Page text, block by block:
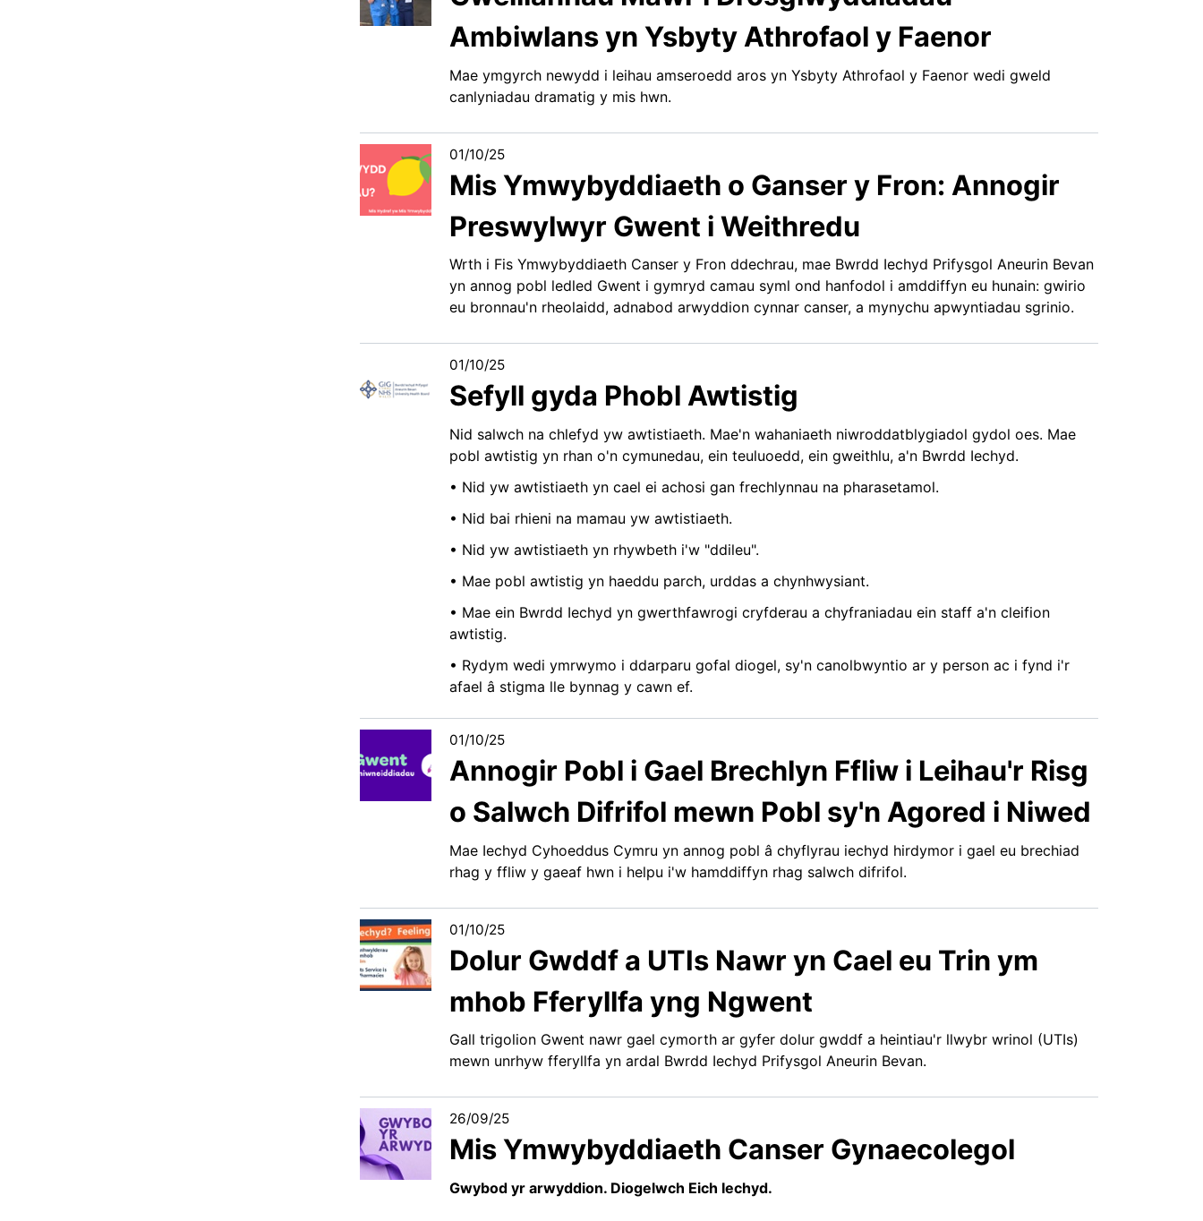
Ambiwlans yn Ysbyty Athrofaol y Faenor
Mae ymgyrch newydd i leihau amseroedd aros yn Ysbyty Athrofaol y Faenor wedi gweld
canlyniadau dramatig y mis hwn.
01/10/25
Mis Ymwybyddiaeth o Ganser y Fron: Annogir
Preswylwyr Gwent i Weithredu
Wrth i Fis Ymwybyddiaeth Canser y Fron ddechrau, mae Bwrdd Iechyd Prifysgol Aneurin Bevan
yn annog pobl ledled Gwent i gymryd camau syml ond hanfodol i amddiffyn eu hunain: gwirio
eu bronnau'n rheolaidd, adnabod arwyddion cynnar canser, a mynychu apwyntiadau sgrinio.
01/10/25
Sefyll gyda Phobl Awtistig
Nid salwch na chlefyd yw awtistiaeth. Mae'n wahaniaeth niwroddatblygiadol gydol oes. Mae
pobl awtistig yn rhan o'n cymunedau, ein teuluoedd, ein gweithlu, a'n Bwrdd Iechyd.
• Nid yw awtistiaeth yn cael ei achosi gan frechlynnau na pharasetamol.
• Nid bai rhieni na mamau yw awtistiaeth.
• Nid yw awtistiaeth yn rhywbeth i'w "ddileu".
• Mae pobl awtistig yn haeddu parch, urddas a chynhwysiant.
• Mae ein Bwrdd Iechyd yn gwerthfawrogi cryfderau a chyfraniadau ein staff a'n cleifion
awtistig.
• Rydym wedi ymrwymo i ddarparu gofal diogel, sy'n canolbwyntio ar y person ac i fynd i'r
afael â stigma lle bynnag y cawn ef.
01/10/25
Annogir Pobl i Gael Brechlyn Ffliw i Leihau'r Risg
o Salwch Difrifol mewn Pobl sy'n Agored i Niwed
Mae Iechyd Cyhoeddus Cymru yn annog pobl â chyflyrau iechyd hirdymor i gael eu brechiad
rhag y ffliw y gaeaf hwn i helpu i'w hamddiffyn rhag salwch difrifol.
01/10/25
Dolur Gwddf a UTIs Nawr yn Cael eu Trin ym
mhob Fferyllfa yng Ngwent
Gall trigolion Gwent nawr gael cymorth ar gyfer dolur gwddf a heintiau'r llwybr wrinol (UTIs)
mewn unrhyw fferyllfa yn ardal Bwrdd Iechyd Prifysgol Aneurin Bevan.
26/09/25
Mis Ymwybyddiaeth Canser Gynaecolegol
Gwybod yr arwyddion. Diogelwch Eich Iechyd.